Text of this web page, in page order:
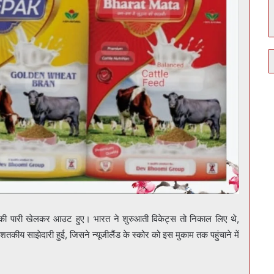
पारी खेलकर आउट हुए। भारत ने शुरुआती विकेट्स तो निकाल लिए थे,
साझेदारी हुई, जिसने न्यूजीलैंड के स्कोर को इस मुकाम तक पहुंचाने में